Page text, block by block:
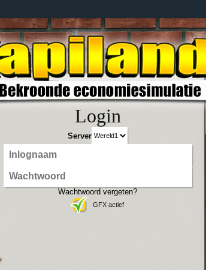
Login
Server
Wachtwoord vergeten?
GFX actief